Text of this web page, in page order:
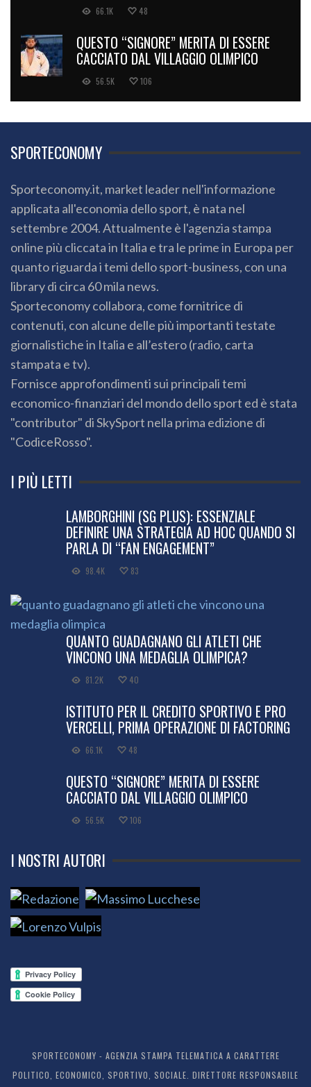
66.1K 48
QUESTO “SIGNORE” MERITA DI ESSERE
CACCIATO DAL VILLAGGIO OLIMPICO
56.5K 106
SPORTECONOMY
Sporteconomy.it, market leader nell'informazione
applicata all'economia dello sport, è nata nel
settembre 2004. Attualmente è l'agenzia stampa
online più cliccata in Italia e tra le prime in Europa per
quanto riguarda i temi dello sport-business, con una
library di circa 60 mila news.
Sporteconomy collabora, come fornitrice di
contenuti, con alcune delle più importanti testate
giornalistiche in Italia e all’estero (radio, carta
stampata e tv).
Fornisce approfondimenti sui principali temi
economico-finanziari del mondo dello sport ed è stata
"contributor" di SkySport nella prima edizione di
"CodiceRosso".
I PIÙ LETTI
LAMBORGHINI (SG PLUS): ESSENZIALE
DEFINIRE UNA STRATEGIA AD HOC QUANDO SI
PARLA DI “FAN ENGAGEMENT”
98.4K 83
QUANTO GUADAGNANO GLI ATLETI CHE
VINCONO UNA MEDAGLIA OLIMPICA?
81.2K 40
ISTITUTO PER IL CREDITO SPORTIVO E PRO
VERCELLI, PRIMA OPERAZIONE DI FACTORING
66.1K 48
QUESTO “SIGNORE” MERITA DI ESSERE
CACCIATO DAL VILLAGGIO OLIMPICO
56.5K 106
I NOSTRI AUTORI
SPORTECONOMY - AGENZIA STAMPA TELEMATICA A CARATTERE
POLITICO, ECONOMICO, SPORTIVO, SOCIALE. DIRETTORE RESPONSABILE